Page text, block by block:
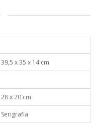
39,5 x 35 x 14 cm
28 x 20 cm
Serigrafia